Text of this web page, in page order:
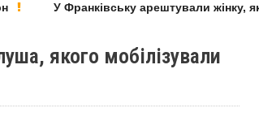
У Франківську арештували жінку,
якого мобілізували